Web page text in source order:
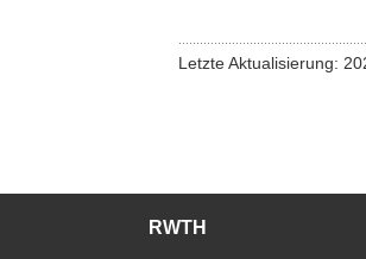
Letzte Aktualisierung:
RWTH